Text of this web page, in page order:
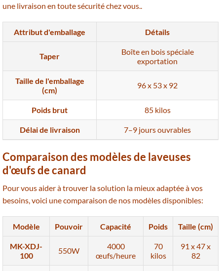
une livraison en toute sécurité chez vous..
Attribut d'emballage Détails
Taper
Boîte en bois spéciale
exportation
Taille de l'emballage
(cm)
96 x 53 x 92
Poids brut 85 kilos
Délai de livraison 7–9 jours ouvrables
Comparaison des modèles de laveuses
d'œufs de canard
Pour vous aider à trouver la solution la mieux adaptée à vos
besoins, voici une comparaison de nos modèles disponibles:
Modèle Pouvoir Capacité Poids Taille (cm)
MK-XDJ-
100
550W
4000
œufs/heure
70
kilos
91 x 47 x
82